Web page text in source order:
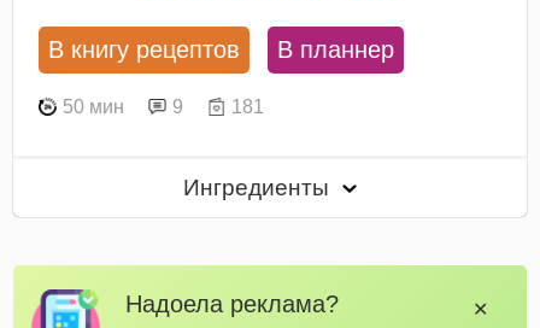
В книгу рецептов В планнер
50 мин 9 181
Ингредиенты
Надоела реклама? ✕